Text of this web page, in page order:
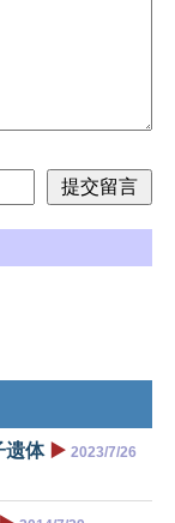
遗体 ▶️ 2023/7/26